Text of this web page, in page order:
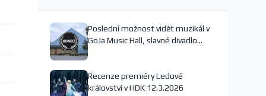
Poslední možnost vidět muzikál v
GoJa Music Hall, slavné divadlo
Recenze premiéry Ledové
království v HDK 12.3.2026